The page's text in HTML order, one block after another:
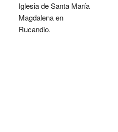
Iglesia de Santa María
Magdalena en
Rucandio.